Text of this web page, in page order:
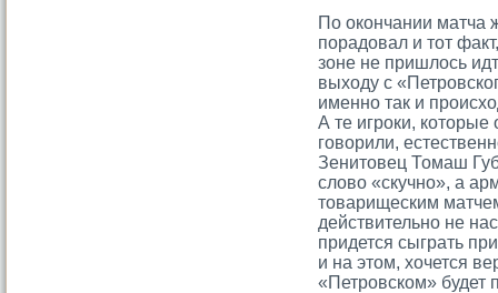
По окончании матча
порадовал и тот
зоне не пришлось
выходу с
именно так и
А те игроки,
говорили,
Зенитовец Томаш
слово «скучно», а
товарищеским
действительно не
придется сыграть
и на этом, хочется
«Петровском» будет